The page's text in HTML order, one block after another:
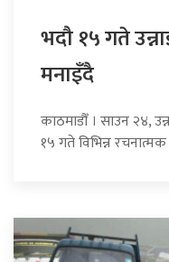
भदौ १५ गते
मनाइँदै
काठमाडौँ । साउन २४,
१५ गते विभिन्न